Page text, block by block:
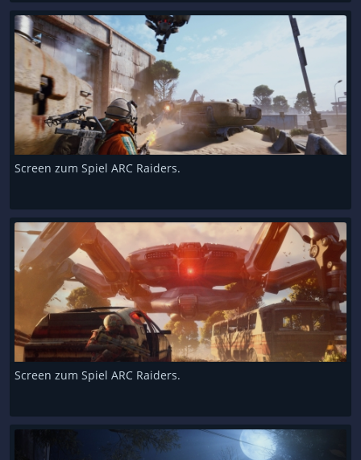
Screen zum Spiel ARC Raiders.
Screen zum Spiel ARC Raiders.